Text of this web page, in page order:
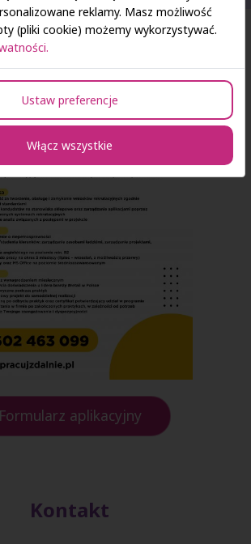
Formularz aplikacyjny
Kontakt
reklamy. Masz możliwość
(pliki cookie) możemy wykorzystywać.
Ustaw preferencje
Włącz wszystkie